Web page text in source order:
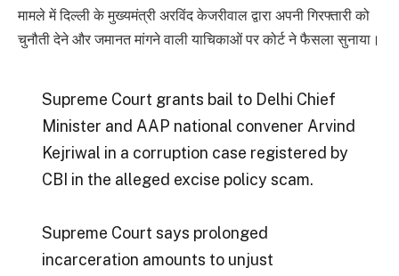
मामले में दिल्ली के मुख्यमंत्री अरविंद केजरीवाल द्वारा अपनी गिरफ्तारी को
चुनौती देने और जमानत मांगने वाली याचिकाओं पर कोर्ट ने फैसला सुनाया।
Supreme Court grants bail to Delhi Chief
Minister and AAP national convener Arvind
Kejriwal in a corruption case registered by
CBI in the alleged excise policy scam.
Supreme Court says prolonged
incarceration amounts to unjust